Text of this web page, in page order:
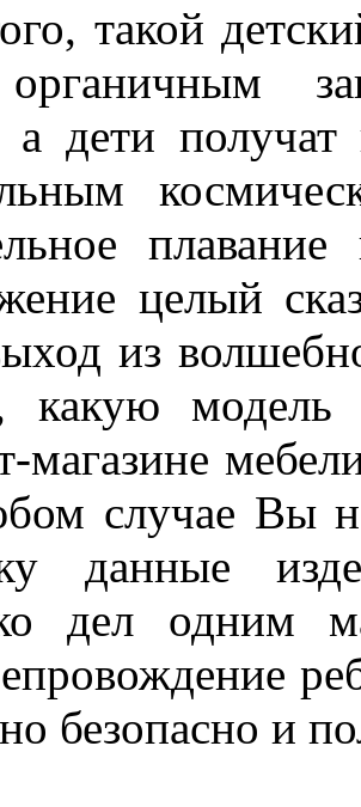
такой
органичным
а дети
целый
из
какую
магазине
случае Вы
данные
дел одним
безопасно и